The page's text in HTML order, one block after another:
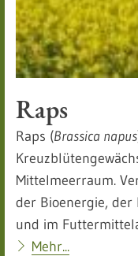
Raps
Raps (Brassica napus
Mittelmeerraum.
der Bioenergie, der
und im
Mehr...